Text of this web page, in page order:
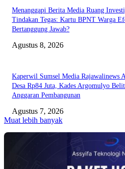
Menanggapi Berita Media Ruang
Tindakan Tegas: Kartu BPNT Warga
Bertanggung Jawab?
Agustus 8, 2026
Kaperwil Sumsel Media Rajawalinews
Desa Rp84 Juta, Kades Argomulyo
Anggaran Pembangunan
Agustus 7, 2026
Muat lebih banyak